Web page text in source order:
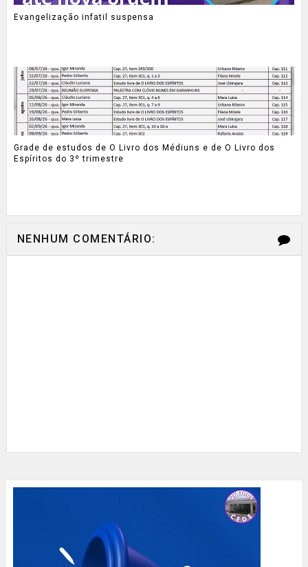
Evangelização infatil suspensa
Grade de estudos de O Livro dos Médiuns e de O Livro dos
Espíritos do 3º trimestre
NENHUM COMENTÁRIO: